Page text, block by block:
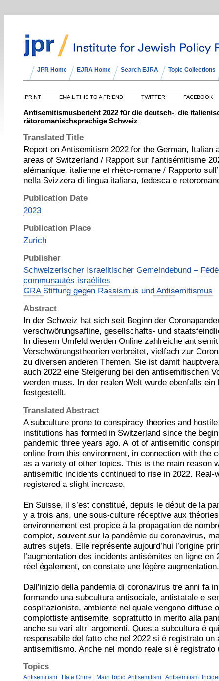
JPR Home EJRA Home Search EJRA Topic Collections
PRINT EMAIL THIS TO A FRIEND TWITTER FACEBOOK
Antisemitismusbericht 2022 für die deutsch-, die
rätoromanischsprachige Schweiz
Translated Title
Report on Antisemitism 2022 for the German, Italian
areas of Switzerland / Rapport sur l’antisémitisme
alémanique, italienne et rhéto-romane / Rapporto
nella Svizzera di lingua italiana, tedesca e
Publication Date
2023
Publication Place
Zurich
Publisher
Schweizerischer Israelitischer Gemeindebund –
communautés israélites
GRA Stiftung gegen Rassismus und Antisemitismus
Abstract
In der Schweiz hat sich seit Beginn der
verschwörungsaffine, gesellschafts- und
In diesem Umfeld werden Online zahlreiche
Verschwörungstheorien verbreitet, vielfach zur
zu diversen anderen Themen. Sie ist damit
auch 2022 eine Steigerung bei den antisemitischen
werden muss. In der realen Welt wurde ebenfalls ein
festgestellt.
Translated Abstract
A subculture prone to conspiracy theories and
institutions has formed in Switzerland since the
pandemic three years ago. A lot of antisemitic
online from this environment, in connection with the
as a variety of other topics. This is the main reason
antisemitic incidents continued to rise in 2022. Real-
registered a slight increase.
En Suisse, il s’est constitué, depuis le début de la
y a trois ans, une sous-culture réceptive aux
environnement est propice à la propagation de
complot, souvent sur la pandémie du coronavirus,
autres sujets. Elle représente aujourd’hui l’origine
l’augmentation des incidents antisémites en ligne en
réel également, on constate une légère augmentation.
Dall’inizio della pandemia di coronavirus tre anni fa
formando una subcultura antisociale, antistatale e
cospirazioniste, ambiente nel quale vengono diffuse
complottiste antisemite, soprattutto in merito alla
anche su vari altri argomenti. Questa subcultura è
responsabile del fatto che nel 2022 si è registrato un
antisemitismo. Anche nel mondo reale si è registrato
Topics
Antisemitism Hate Crime Main Topic: Antisemitism Antisemitism: